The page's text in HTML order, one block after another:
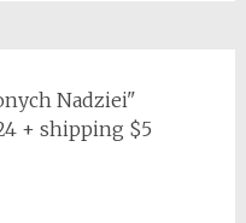
Nadziei"
+ shipping $5